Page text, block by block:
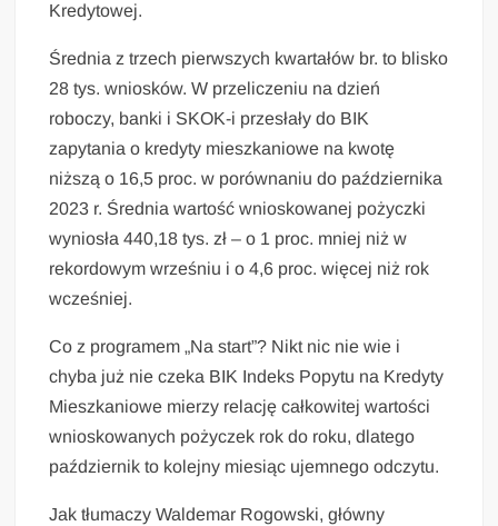
Kredytowej.
Średnia z trzech pierwszych kwartałów br. to blisko
28 tys. wniosków. W przeliczeniu na dzień
roboczy, banki i SKOK-i przesłały do BIK
zapytania o kredyty mieszkaniowe na kwotę
niższą o 16,5 proc. w porównaniu do października
2023 r. Średnia wartość wnioskowanej pożyczki
wyniosła 440,18 tys. zł – o 1 proc. mniej niż w
rekordowym wrześniu i o 4,6 proc. więcej niż rok
wcześniej.
Co z programem „Na start”? Nikt nic nie wie i
chyba już nie czeka BIK Indeks Popytu na Kredyty
Mieszkaniowe mierzy relację całkowitej wartości
wnioskowanych pożyczek rok do roku, dlatego
październik to kolejny miesiąc ujemnego odczytu.
Jak tłumaczy Waldemar Rogowski, główny